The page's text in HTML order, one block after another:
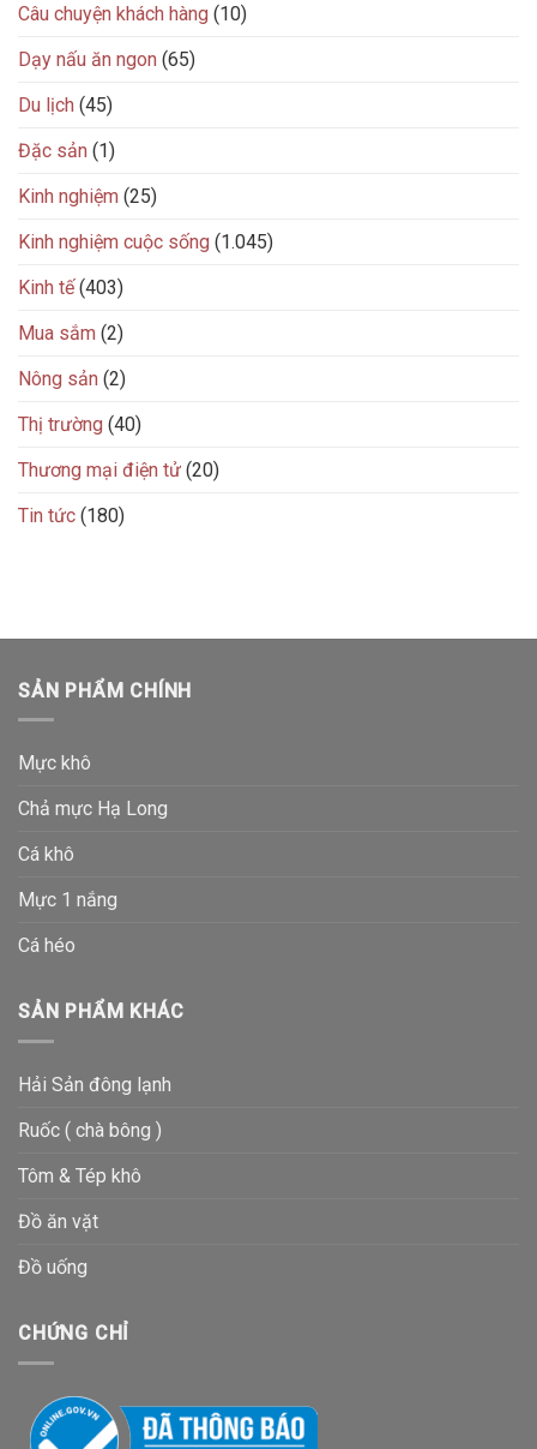
Câu chuyện khách hàng (10)
Dạy nấu ăn ngon (65)
Du lịch (45)
Đặc sản (1)
Kinh nghiệm (25)
Kinh nghiệm cuộc sống (1.045)
Kinh tế(403)
Mua sắm (2)
Nông sản (2)
Thị trường (40)
Thương mại điện tử (20)
Tin tức (180)
SẢN PHẨM CHÍNH
Mực khô
Chả mực Hạ Long
Cá khô
Mực 1 nắng
Cá héo
SẢN PHẨM KHÁC
Hải Sản đông lạnh
Ruốc ( chà bông )
Tôm & Tép khô
Đồ ăn vặt
Đồ uống
CHỨNG CHỈ